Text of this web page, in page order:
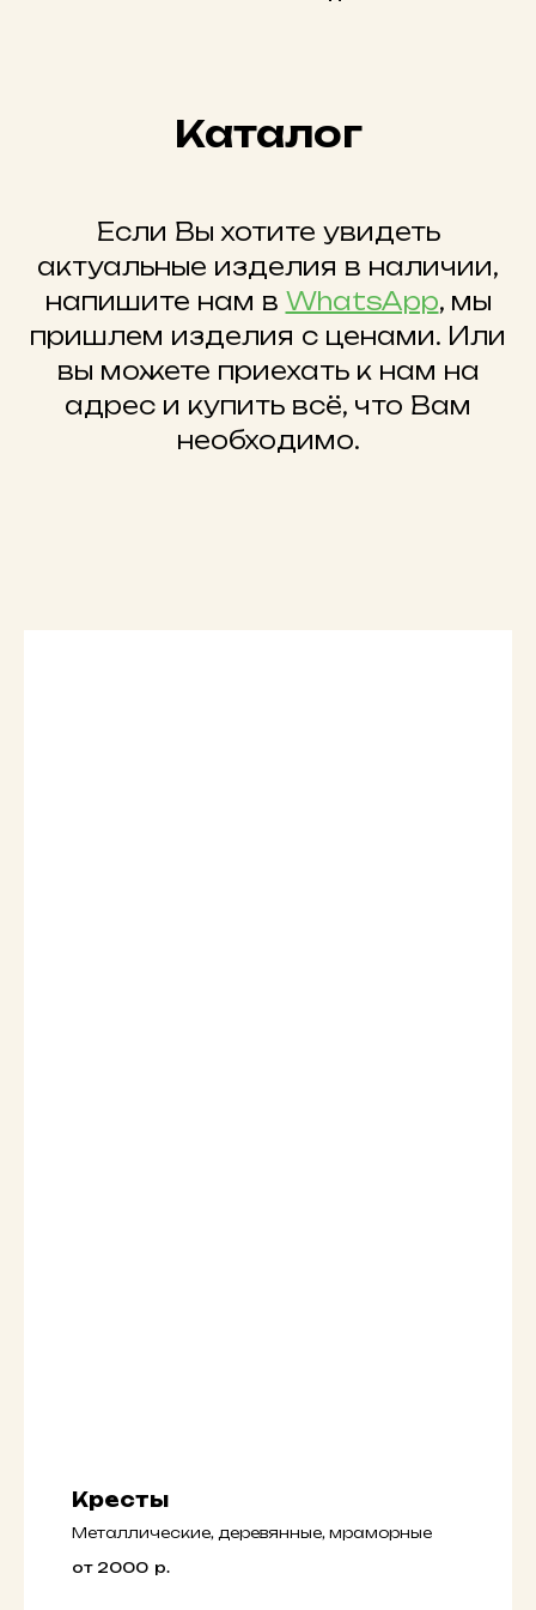
Каталог
Если Вы хотите увидеть
актуальные изделия в наличии,
напишите нам в WhatsApp, мы
пришлем изделия с ценами. Или
вы можете приехать к нам на
адрес и купить всё, что Вам
необходимо.
Кресты
Металлические, деревянные, мраморные
от 2000 р.